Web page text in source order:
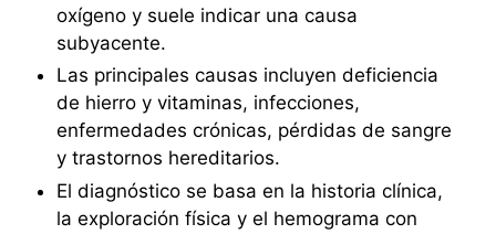
oxígeno y suele indicar una causa
subyacente.
Las principales causas incluyen deficiencia
de hierro y vitaminas, infecciones,
enfermedades crónicas, pérdidas de sangre
y trastornos hereditarios.
El diagnóstico se basa en la historia clínica,
la exploración física y el hemograma con